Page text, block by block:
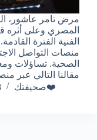
مرض تامر عاشور،
المصري وعلى أثره
الفنية الفترة
منصات التواصل
الصحية. تساؤلات
مقالنا التالي عبر
❤️صحيفتك